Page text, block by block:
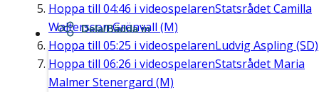
Hoppa till 04:46 i videospelarenStatsrådet Camilla
Waltersson Grönvall (M)
Hoppa till 05:25 i videospelarenLudvig Aspling (SD)
Hoppa till 06:26 i videospelarenStatsrådet Maria
Malmer Stenergard (M)
Dela/Bädda in